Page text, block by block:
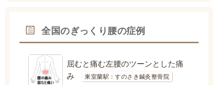
全国のぎっくり腰の症例
屈むと痛む左腰のツーンとした痛
み
東室蘭駅：すのさき鍼灸整骨院